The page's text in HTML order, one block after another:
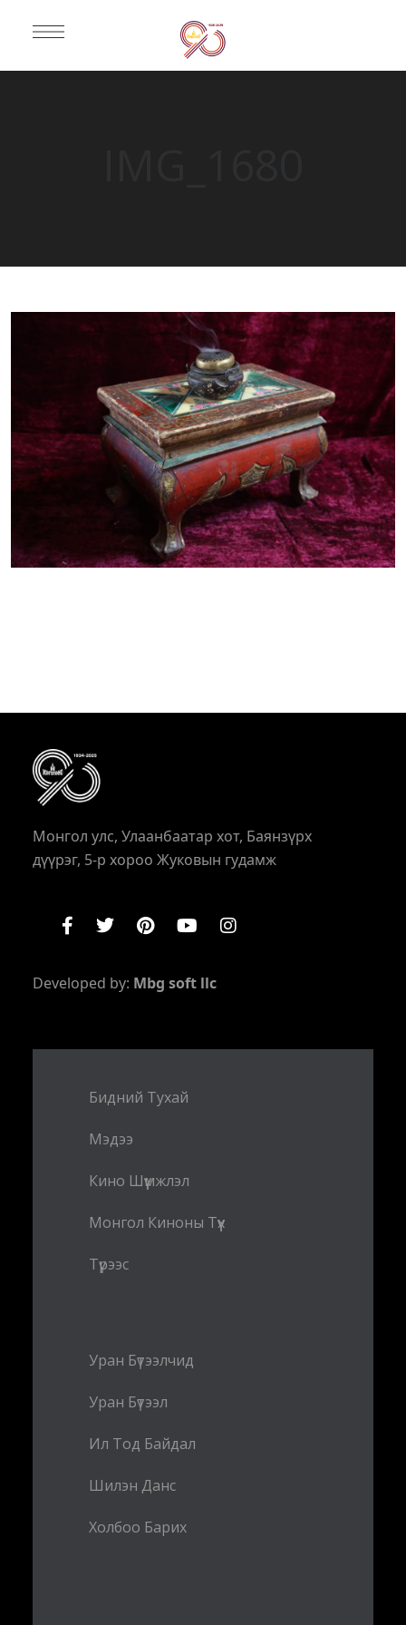
Монгол улс, Улаанбаатар хот, Баянзүрх
дүүрэг, 5-р хороо Жуковын гудамж
Developed by: Mbg soft llc
Бидний Тухай
Мэдээ
Кино Шүүмжлэл
Монгол Киноны Түүх
Түрээс
Уран Бүтээлчид
Уран Бүтээл
Ил Тод Байдал
Шилэн Данс
Холбоо Барих